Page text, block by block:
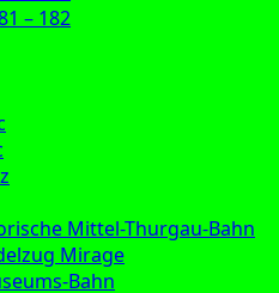
– 182
Mittel-Thurgau-Bahn
Mirage
Bahn